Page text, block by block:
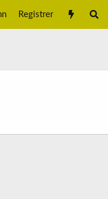
Registrer